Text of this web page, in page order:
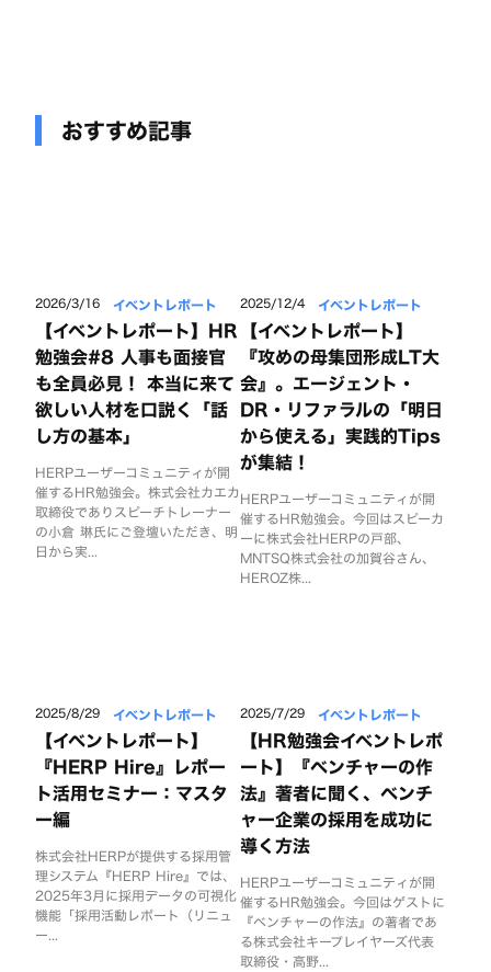
おすすめ記事
2026/3/16 イベントレポート
【イベントレポート】HR
勉強会#8 人事も面接官
も全員必見！ 本当に来て
欲しい人材を口説く「話
し方の基本」
HERPユーザーコミュニティが開
催するHR勉強会。株式会社カエカ
取締役でありスピーチトレーナー
の小倉 琳氏にご登壇いただき、明
日から実...
2025/12/4 イベントレポート
【イベントレポート】
『攻めの母集団形成LT大
会』。エージェント・
DR・リファラルの「明日
から使える」実践的Tips
が集結！
HERPユーザーコミュニティが開
催するHR勉強会。今回はスピーカ
ーに株式会社HERPの戸部、
MNTSQ株式会社の加賀谷さん、
HEROZ株...
2025/8/29 イベントレポート
【イベントレポート】
『HERP Hire』レポー
ト活用セミナー：マスタ
ー編
株式会社HERPが提供する採用管
理システム『HERP Hire』では、
2025年3月に採用データの可視化
機能「採用活動レポート（リニュ
ー...
2025/7/29 イベントレポート
【HR勉強会イベントレポ
ート】『ベンチャーの作
法』著者に聞く、ベンチ
ャー企業の採用を成功に
導く方法
HERPユーザーコミュニティが開
催するHR勉強会。今回はゲストに
『ベンチャーの作法』の著者であ
る株式会社キープレイヤーズ代表
取締役・高野...